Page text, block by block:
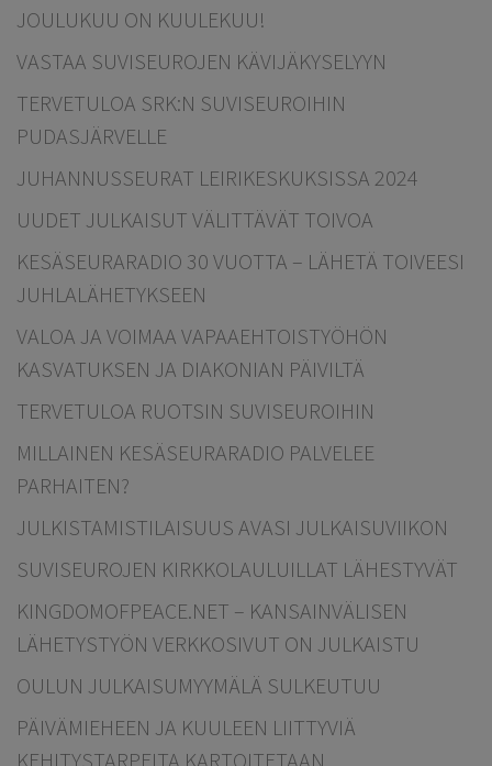
JOULUKUU ON KUULEKUU!
VASTAA SUVISEUROJEN KÄVIJÄKYSELYYN
TERVETULOA SRK:N SUVISEUROIHIN
PUDASJÄRVELLE
JUHANNUSSEURAT LEIRIKESKUKSISSA 2024
UUDET JULKAISUT VÄLITTÄVÄT TOIVOA
KESÄSEURARADIO 30 VUOTTA – LÄHETÄ TOIVEESI
JUHLALÄHETYKSEEN
VALOA JA VOIMAA VAPAAEHTOISTYÖHÖN
KASVATUKSEN JA DIAKONIAN PÄIVILTÄ
TERVETULOA RUOTSIN SUVISEUROIHIN
MILLAINEN KESÄSEURARADIO PALVELEE
PARHAITEN?
JULKISTAMISTILAISUUS AVASI JULKAISUVIIKON
SUVISEUROJEN KIRKKOLAULUILLAT LÄHESTYVÄT
KINGDOMOFPEACE.NET – KANSAINVÄLISEN
LÄHETYSTYÖN VERKKOSIVUT ON JULKAISTU
OULUN JULKAISUMYYMÄLÄ SULKEUTUU
PÄIVÄMIEHEEN JA KUULEEN LIITTYVIÄ
KEHITYSTARPEITA KARTOITETAAN